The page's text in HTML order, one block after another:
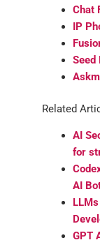
Chat
IP
Seed
Related
AI
for
AI
GPT